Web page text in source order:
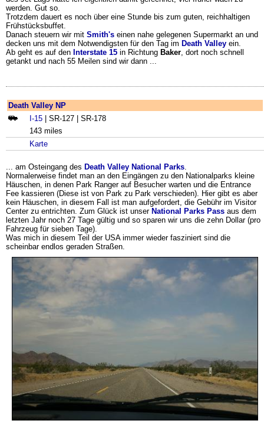
werden. Gut so.
Trotzdem dauert es noch über eine Stunde bis zum guten, reichhaltigen
Frühstücksbuffet.
Danach steuern wir mit Smith's einen nahe gelegenen Supermarkt an und
decken uns mit dem Notwendigsten für den Tag im Death Valley ein.
Ab geht es auf den Interstate 15 in Richtung Baker, dort noch schnell
getankt und nach 55 Meilen sind wir dann ...
Death Valley NP
I-15 | SR-127 | SR-178
143 miles
Karte
... am Osteingang des Death Valley National Parks.
Normalerweise findet man an den Eingängen zu den Nationalparks kleine
Häuschen, in denen Park Ranger auf Besucher warten und die Entrance
Fee kassieren (Diese ist von Park zu Park verschieden). Hier gibt es aber
kein Häuschen, in diesem Fall ist man aufgefordert, die Gebühr im Visitor
Center zu entrichten. Zum Glück ist unser National Parks Pass aus dem
letzten Jahr noch 27 Tage gültig und so sparen wir uns die zehn Dollar (pro
Fahrzeug für sieben Tage).
Was mich in diesem Teil der USA immer wieder fasziniert sind die
scheinbar endlos geraden Straßen.